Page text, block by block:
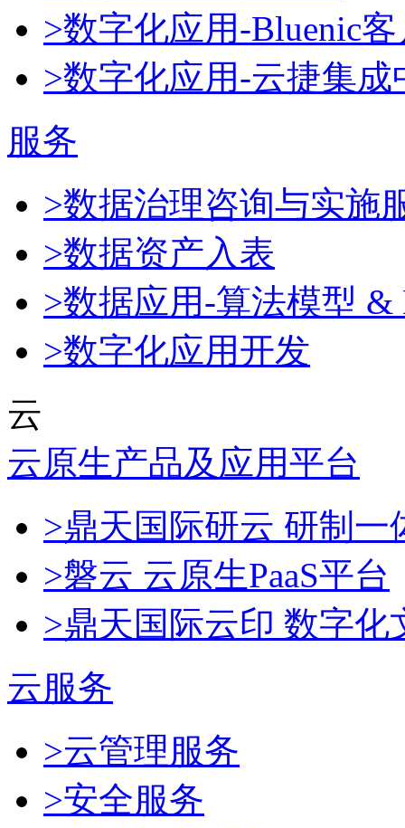
>数字化应用-Bluenic
>数字化应用-云捷集成
服务
>数据治理咨询与实施
>数据资产入表
>数据应用-算法模型 &
>数字化应用开发
云
云原生产品及应用平台
>鼎天国际研云 研制
>磐云 云原生PaaS平台
>鼎天国际云印 数字化
云服务
>云管理服务
>安全服务